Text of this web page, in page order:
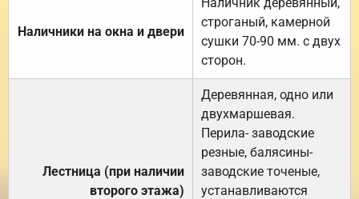
Наличники на окна и двери
строганый, камерной
сушки 70-90 мм. с двух
сторон.
Лестница (при наличии
второго этажа)
Деревянная, одно или
двухмаршевая.
Перила- заводские
резные, балясины-
заводские точеные,
устанавливаются